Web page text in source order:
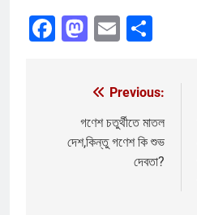
Facebook
Mastodon
Email
navigation
Previous:
গণেশ চতুর্থীতে মাতল
দেশ,কিন্তু গণেশ কি শুভ
দেবতা?